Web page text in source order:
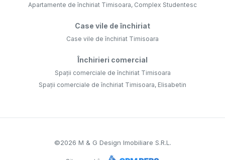
Apartamente de închiriat Timisoara, Complex Studentesc
Case vile de închiriat
Case vile de închiriat Timisoara
Închirieri comercial
Spații comerciale de închiriat Timisoara
Spații comerciale de închiriat Timisoara, Elisabetin
©2026 M & G Design Imobiliare S.R.L.